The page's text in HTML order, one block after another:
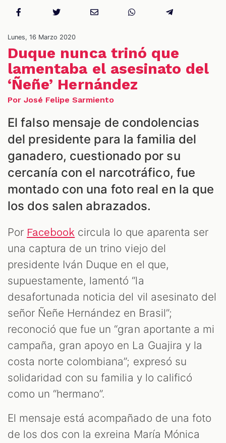
Lunes, 16 Marzo 2020
Duque nunca trinó que
lamentaba el asesinato del
‘Ñeñe’ Hernández
Por José Felipe Sarmiento
El falso mensaje de condolencias
del presidente para la familia del
ganadero, cuestionado por su
cercanía con el narcotráfico, fue
montado con una foto real en la que
los dos salen abrazados.
Por Facebook circula lo que aparenta ser
una captura de un trino viejo del
presidente Iván Duque en el que,
supuestamente, lamentó “la
desafortunada noticia del vil asesinato del
señor Ñeñe Hernández en Brasil”;
reconoció que fue un “gran aportante a mi
campaña, gran apoyo en La Guajira y la
costa norte colombiana”; expresó su
solidaridad con su familia y lo calificó
como un “hermano”.
El mensaje está acompañado de una foto
de los dos con la exreina María Mónica